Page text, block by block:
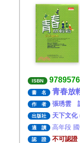
ISBN
書 名 青春放
作 者 張琇雲
出版社 天下文化
適 讀 高年段
認 證 不可認證